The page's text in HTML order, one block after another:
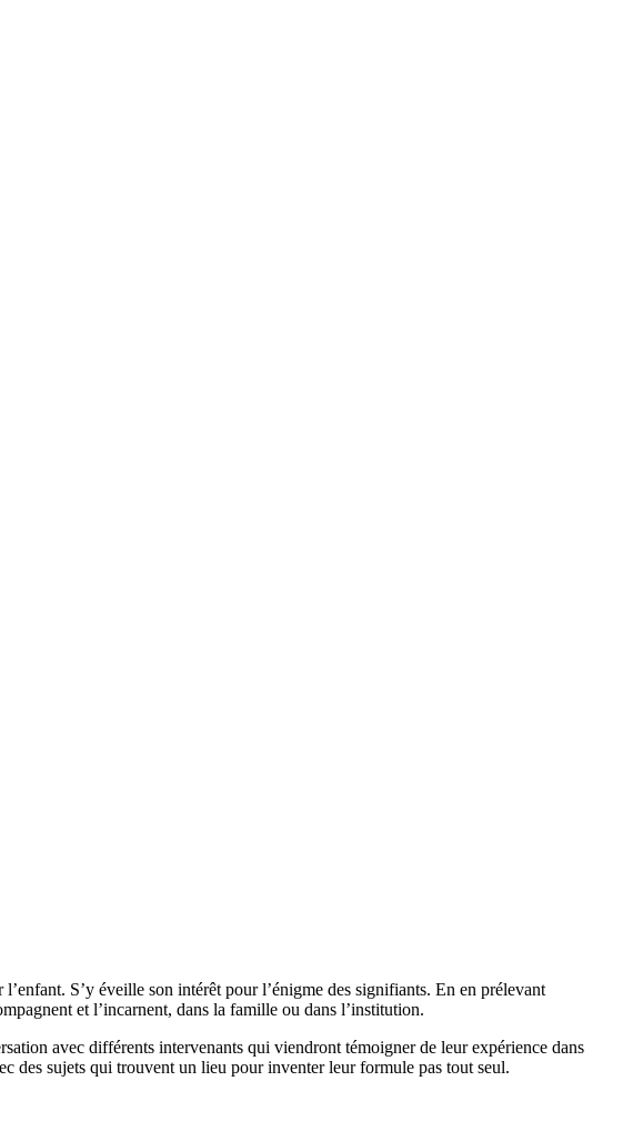
S’y éveille son intérêt pour l’énigme des signifiants. En en prélevant
et l’incarnent, dans la famille ou dans l’institution.
avec différents intervenants qui viendront témoigner de leur expérience dans
des sujets qui trouvent un lieu pour inventer leur formule pas tout seul.